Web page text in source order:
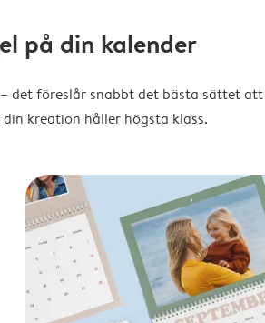
på din kalender
det föreslår snabbt det bästa sättet att
kreation håller högsta klass.